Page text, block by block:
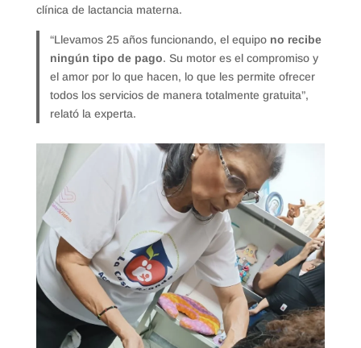
clínica de lactancia materna.
“Llevamos 25 años funcionando, el equipo no recibe
ningún tipo de pago. Su motor es el compromiso y
el amor por lo que hacen, lo que les permite ofrecer
todos los servicios de manera totalmente gratuita”,
relató la experta.